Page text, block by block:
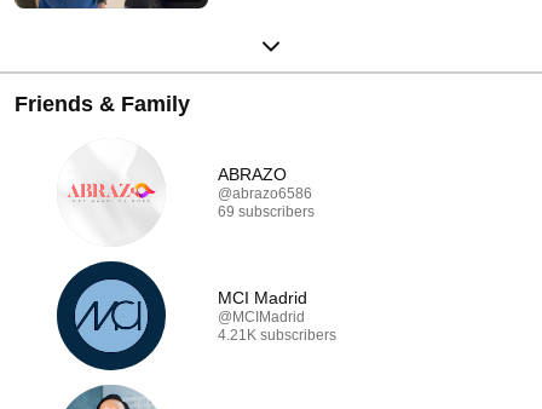
Friends & Family
ABRAZO
@abrazo6586
69 subscribers
MCI Madrid
@MCIMadrid
4.21K subscribers